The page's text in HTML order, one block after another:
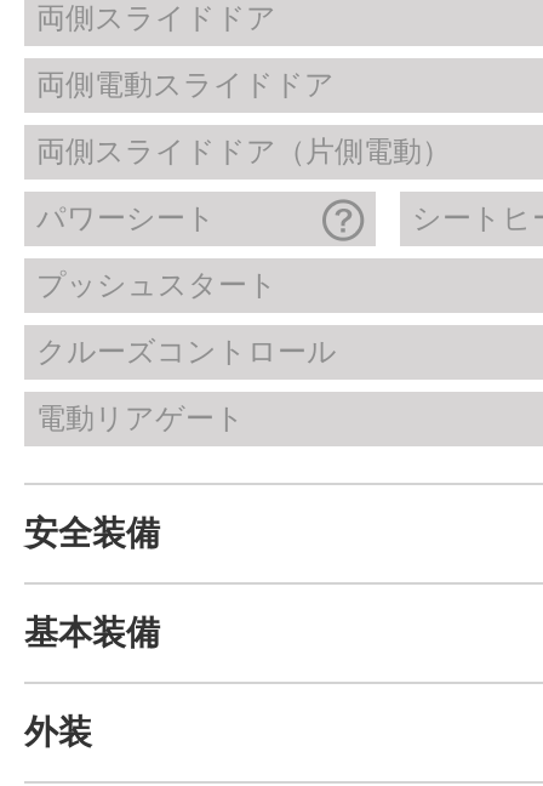
両側スライドドア
両側電動スライドドア
両側スライドドア（片側電動）
パワーシート シートヒ
プッシュスタート
クルーズコントロール
電動リアゲート
安全装備
基本装備
外装